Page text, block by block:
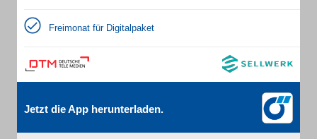
Freimonat für Digitalpaket
Jetzt die App herunterladen.